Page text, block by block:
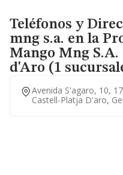
Teléfonos y
mng s.a. en la
Mango Mng S.a.
d'Aro (1
Avenida S'agaro, 10,
Castell-Platja D'aro,